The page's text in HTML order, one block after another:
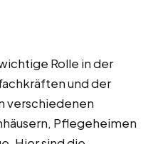
Rolle in der
und der
verschiedenen
Pflegeheimen